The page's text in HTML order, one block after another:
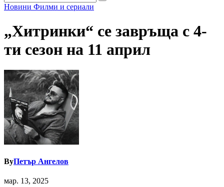
Новини Филми и сериали
„Хитринки“ се завръща с 4-
ти сезон на 11 април
ByПетър Ангелов
мар. 13, 2025